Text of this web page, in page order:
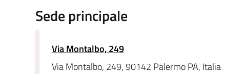
Sede principale
Via Montalbo, 249
Via Montalbo, 249, 90142 Palermo PA, Italia